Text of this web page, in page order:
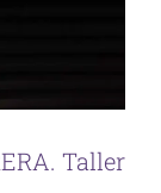
Taller